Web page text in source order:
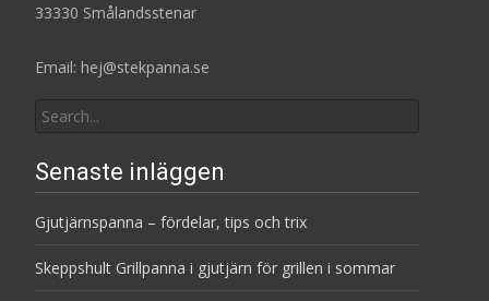
33330 Smålandsstenar
Email: hej@stekpanna.se
for:
Senaste inläggen
Gjutjärnspanna – fördelar, tips och trix
Skeppshult Grillpanna i gjutjärn för grillen i sommar